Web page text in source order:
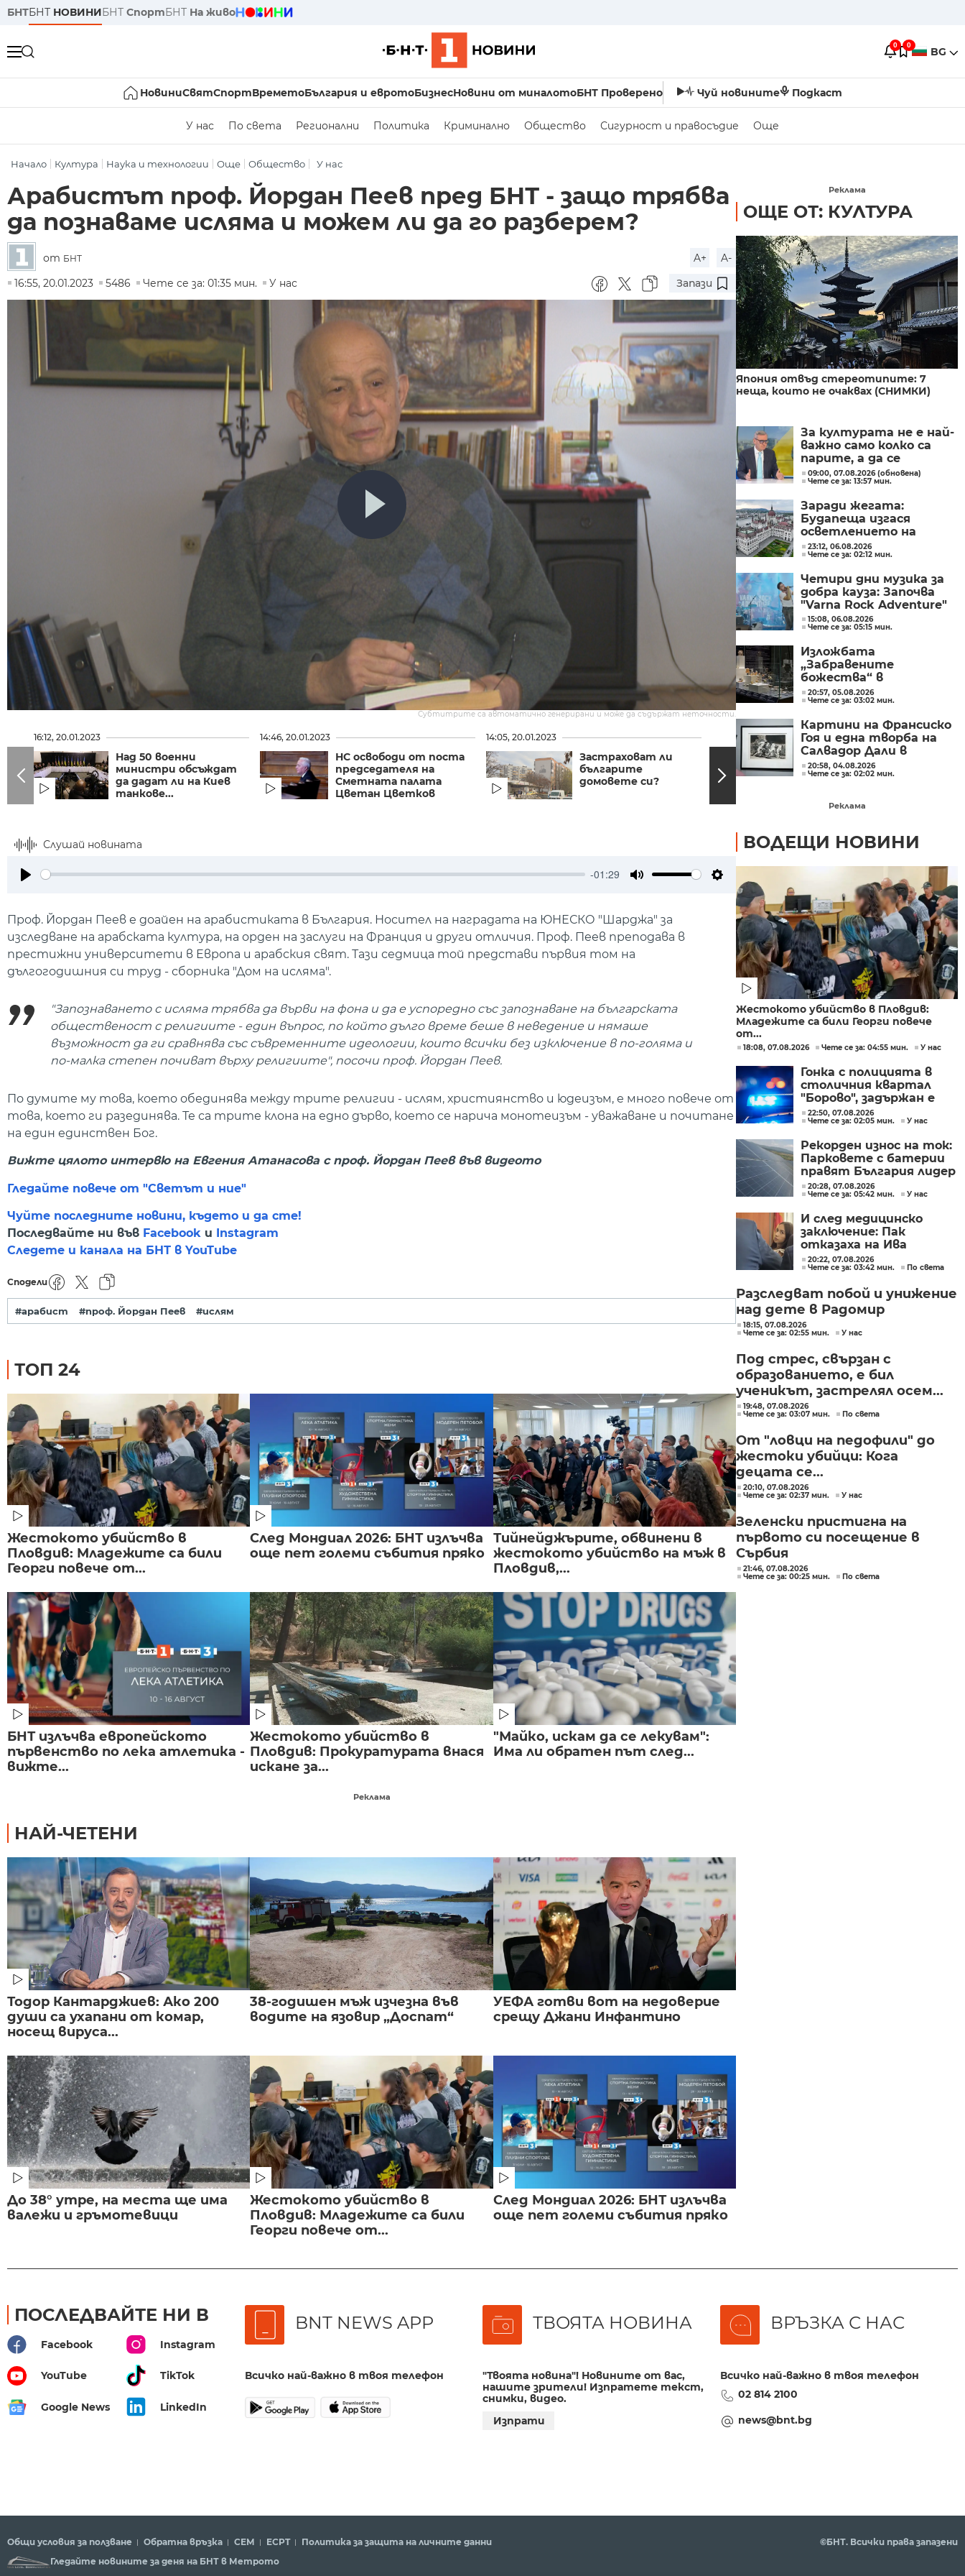
БНТБНТ НОВИНИБНТ СпортБНТ На живо
0 0 BG
НовиниСвятСпортВреметоБългария и евротоБизнесНовини от миналотоБНТ Проверено Чуй новините Подкаст
У нас По света Регионални Политика Криминално Общество Сигурност и правосъдие Още
Начало Култура Наука и технологии Още Общество У нас
Арабистът проф. Йордан Пеев пред БНТ - защо трябва
да познаваме исляма и можем ли да го разберем?
от БНТ A+
A-
16:55, 20.01.2023
5486 Чете се за: 01:35 мин. У нас Запази
Субтитрите са автоматично генерирани и може да съдържат неточности.
16:12, 20.01.2023
Над 50 военни
министри обсъждат
да дадат ли на Киев
танкове...
14:46, 20.01.2023
НС освободи от поста
председателя на
Сметната палата
Цветан Цветков
14:05, 20.01.2023
Застраховат ли
българите
домовете си?
14:00, 20.01.2023
Как работи
доброволческа
организация в
Слушай новината
-01:29
Settings
Проф. Йордан Пеев е доайен на арабистиката в България. Носител на наградата на ЮНЕСКО "Шарджа" за
изследване на арабската култура, на орден на заслуги на Франция и други отличия. Проф. Пеев преподава в
престижни университети в Европа и арабския свят. Тази седмица той представи първия том на
дългогодишния си труд - сборника "Дом на исляма".
"Запознаването с исляма трябва да върви на фона и да е успоредно със запознаване на българската
общественост с религиите - един въпрос, по който дълго време беше в неведение и нямаше
възможност да ги сравнява със съвременните идеологии, които всички без изключение в по-голяма и
по-малка степен почиват върху религиите", посочи проф. Йордан Пеев.
По думите му това, което обединява между трите религии - ислям, християнство и юдеизъм, е много повече от
това, което ги разединява. Те са трите клона на едно дърво, което се нарича монотеизъм - уважаване и почитане
на един единствен Бог.
Вижте цялото интервю на Евгения Атанасова с проф. Йордан Пеев във видеото
Гледайте повече от "Светът и ние"
Чуйте последните новини, където и да сте!
Последвайте ни във Facebook и Instagram
Следете и канала на БНТ в YouTube
Сподели
#арабист #проф. Йордан Пеев #ислям
ТОП 24
Жестокото убийство в
Пловдив: Младежите са били
Георги повече от...
След Мондиал 2026: БНТ излъчва
още пет големи събития пряко
Тийнейджърите, обвинени в
жестокото убийство на мъж в
Пловдив,...
БНТ излъчва европейското
първенство по лека атлетика -
вижте...
Жестокото убийство в
Пловдив: Прокуратурата внася
искане за...
"Майко, искам да се лекувам":
Има ли обратен път след...
Реклама
НАЙ-ЧЕТЕНИ
Тодор Кантарджиев: Ако 200
души са ухапани от комар,
носещ вируса...
38-годишен мъж изчезна във
водите на язовир „Доспат“
УЕФА готви вот на недоверие
срещу Джани Инфантино
До 38° утре, на места ще има
валежи и гръмотевици
Жестокото убийство в
Пловдив: Младежите са били
Георги повече от...
След Мондиал 2026: БНТ излъчва
още пет големи събития пряко
Реклама
ОЩЕ ОТ: КУЛТУРА
Япония отвъд стереотипите: 7
неща, които не очаквах (СНИМКИ)
За културата не е най-
важно само колко са
парите, а да се
изплащат навреме,
заяви министър Евтим
09:00, 07.08.2026 (обновена)
Чете се за: 13:57 мин.
Заради жегата:
Будапеща изгася
осветлението на
историческите си
забележителности, за
23:12, 06.08.2026
Чете се за: 02:12 мин.
Четири дни музика за
добра кауза: Започва
"Varna Rock Adventure"
15:08, 06.08.2026
Чете се за: 05:15 мин.
Изложбата
„Забравените
божества“ в
Националния
археологически
БАН
20:57, 05.08.2026
Чете се за: 03:02 мин.
Картини на Франсиско
Гоя и една творба на
Салвадор Дали в
„Квадрат 500“
(СНИМКИ)
20:58, 04.08.2026
Чете се за: 02:02 мин.
Реклама
ВОДЕЩИ НОВИНИ
Жестокото убийство в Пловдив:
Младежите са били Георги повече
от...
18:08, 07.08.2026 Чете се за: 04:55 мин. У нас
Гонка с полицията в
столичния квартал
"Борово", задържан е
мъж, у когото са
намерени 460 000 евро
22:50, 07.08.2026
Чете се за: 02:05 мин.
У нас
Рекорден износ на ток:
Парковете с батерии
правят България лидер
на пазара
20:28, 07.08.2026
Чете се за: 05:42 мин.
У нас
И след медицинско
заключение: Пак
отказаха на Ива
Михайлова да се лекува
в България
20:22, 07.08.2026
Чете се за: 03:42 мин.
По света
Разследват побой и унижение
над дете в Радомир
18:15, 07.08.2026
Чете се за: 02:55 мин.
У нас
Под стрес, свързан с
образованието, е бил
ученикът, застрелял осем...
19:48, 07.08.2026
Чете се за: 03:07 мин.
По света
От "ловци на педофили" до
жестоки убийци: Кога
децата се...
20:10, 07.08.2026
Чете се за: 02:37 мин.
У нас
Зеленски пристигна на
първото си посещение в
Сърбия
21:46, 07.08.2026
Чете се за: 00:25 мин.
По света
ПОСЛЕДВАЙТЕ НИ В
Facebook Instagram
YouTube TikTok
Google News LinkedIn
BNT NEWS APP
Всичко най-важно в твоя телефон
ТВОЯТА НОВИНА
"Твоята новина"! Новините от вас,
нашите зрители! Изпратете текст,
снимки, видео.
Изпрати
ВРЪЗКА С НАС
Всичко най-важно в твоя телефон
02 814 2100
news@bnt.bg
Общи условия за ползване Обратна връзка СЕМ ECPT Политика за защита на личните данни
©БНТ. Всички права запазени
Гледайте новините за деня на БНТ в Метрото